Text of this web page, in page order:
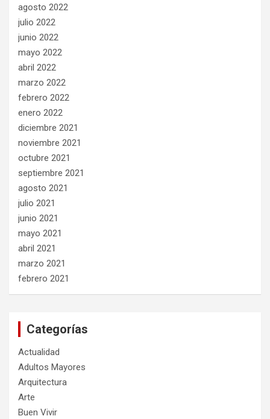
agosto 2022
julio 2022
junio 2022
mayo 2022
abril 2022
marzo 2022
febrero 2022
enero 2022
diciembre 2021
noviembre 2021
octubre 2021
septiembre 2021
agosto 2021
julio 2021
junio 2021
mayo 2021
abril 2021
marzo 2021
febrero 2021
Categorías
Actualidad
Adultos Mayores
Arquitectura
Arte
Buen Vivir